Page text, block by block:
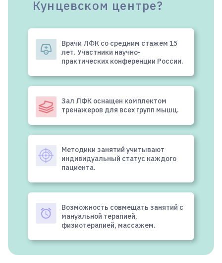
Кунцевском центре?
Врачи ЛФК со средним стажем 15
лет. Участники научно-
практических конференции России.
Зал ЛФК оснащен комплектом
тренажеров для всех групп мышц.
Методики занятий учитывают
индивидуальный статус каждого
пациента.
Возможность совмещать занятий с
мануальной терапией,
физиотерапией, массажем.